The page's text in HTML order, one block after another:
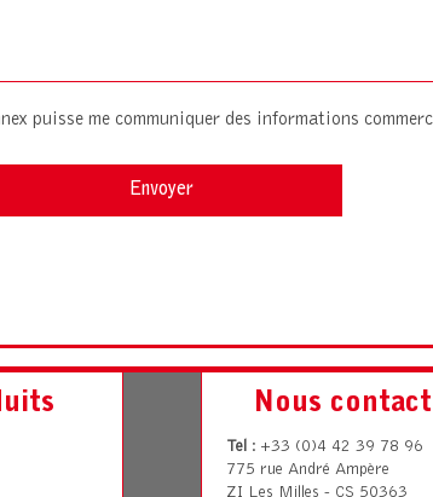
puisse me communiquer des informations
Nous
Tel : +33 (0)4 42 39 78 96
775 rue André Ampère
ZI Les Milles - CS 50363